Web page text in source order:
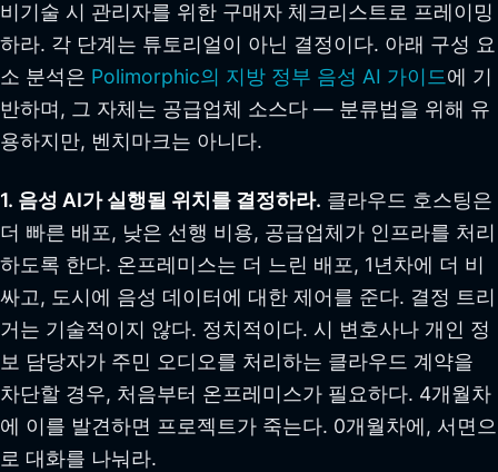
비기술 시 관리자를 위한 구매자 체크리스트로 프레이밍
하라. 각 단계는 튜토리얼이 아닌 결정이다. 아래 구성 요
소 분석은 Polimorphic의 지방 정부 음성 AI 가이드에 기
반하며, 그 자체는 공급업체 소스다 — 분류법을 위해 유
용하지만, 벤치마크는 아니다.
1. 음성 AI가 실행될 위치를 결정하라. 클라우드 호스팅은
더 빠른 배포, 낮은 선행 비용, 공급업체가 인프라를 처리
하도록 한다. 온프레미스는 더 느린 배포, 1년차에 더 비
싸고, 도시에 음성 데이터에 대한 제어를 준다. 결정 트리
거는 기술적이지 않다. 정치적이다. 시 변호사나 개인 정
보 담당자가 주민 오디오를 처리하는 클라우드 계약을
차단할 경우, 처음부터 온프레미스가 필요하다. 4개월차
에 이를 발견하면 프로젝트가 죽는다. 0개월차에, 서면으
로 대화를 나눠라.